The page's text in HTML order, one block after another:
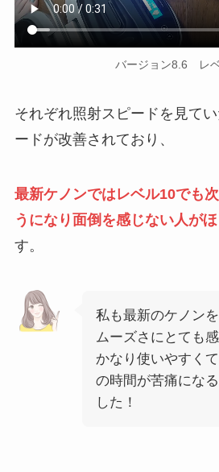
バージョン8.6 レ
それぞれ照射スピードを見て
ードが改善されており、
最新ケノンではレベル10でも
うになり面倒を感じない人が
す。
私も最新のケノン
ムーズさにとても感
かなり使いやすく
の時間が苦痛にな
した！